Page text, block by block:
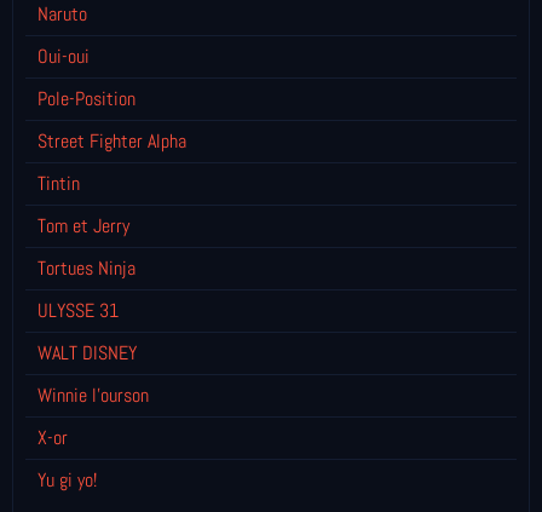
Naruto
Oui-oui
Pole-Position
Street Fighter Alpha
Tintin
Tom et Jerry
Tortues Ninja
ULYSSE 31
WALT DISNEY
Winnie l’ourson
X-or
Yu gi yo!